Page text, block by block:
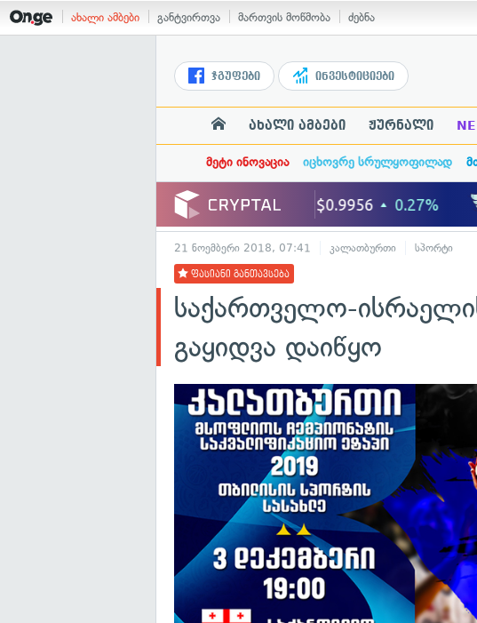
ახალი ამბები განტვირთვა მართვის მოწმობა ძებნა
ჯგუფები ინვესტიციები
ახალი ამბები ჟურნალი NE
მეტი ინოვაცია იცხოვრე სრულყოფილად
21 ნოემბერი 2018, 07:41 კალათბურთი სპორტი
ფასიანი განთავსება
საქართველო-
გაყიდვა დაიწყო